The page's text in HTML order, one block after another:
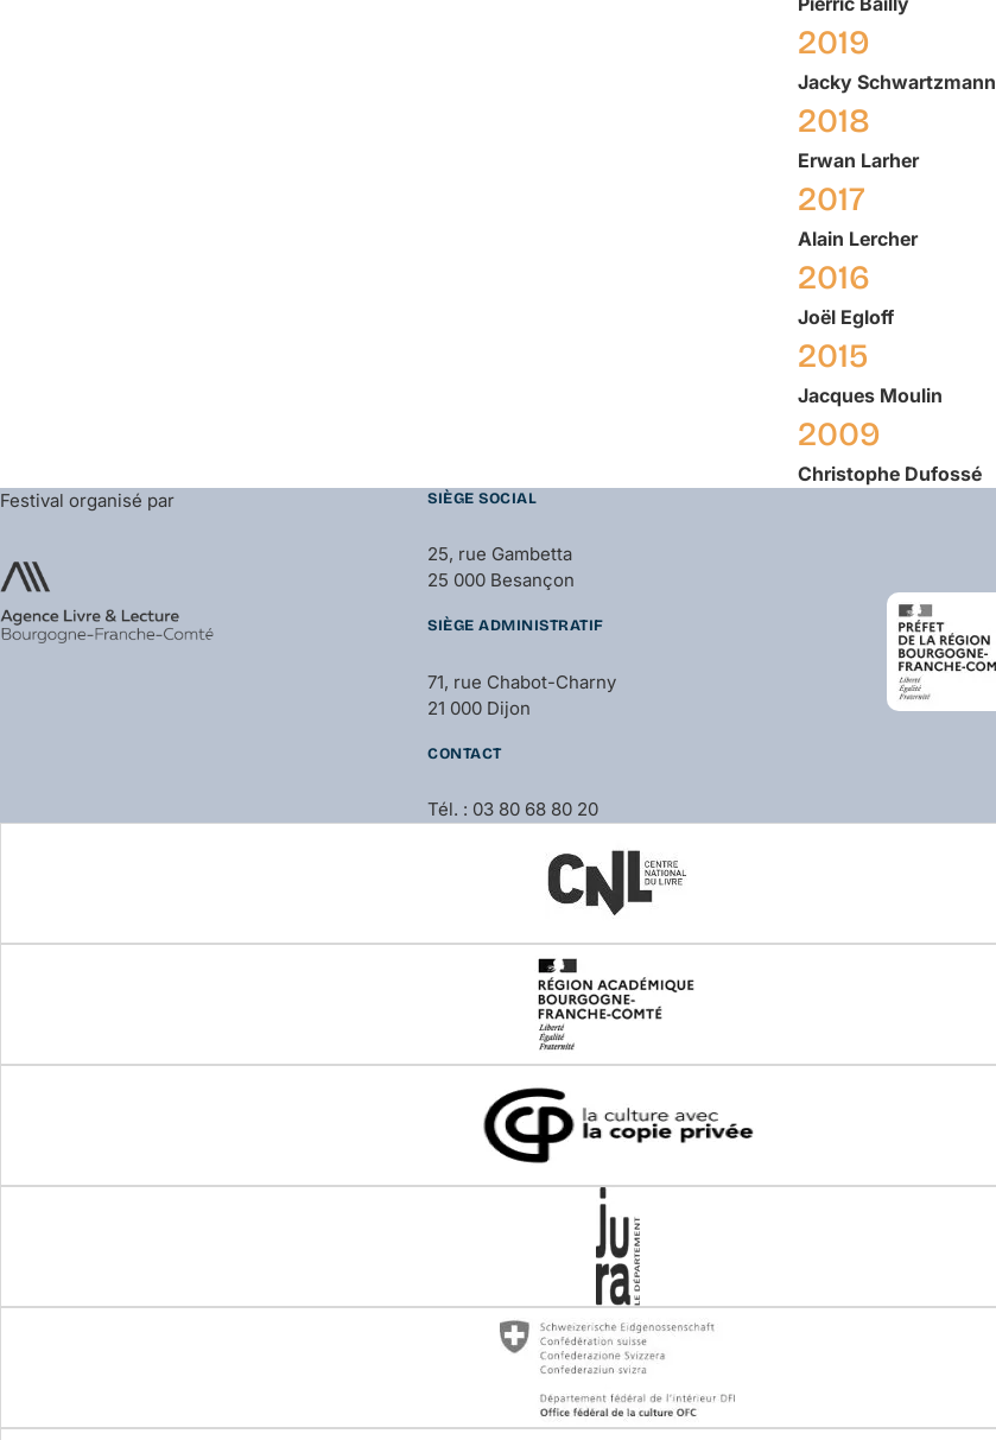
2019
Jacky Schwartzmann
2018
Erwan Larher
2017
Alain Lercher
2016
Joël Egloff
2015
Jacques Moulin
2009
Christophe Dufossé
Festival organisé par SIÈGE SOCIAL
25, rue Gambetta
25 000 Besançon
SIÈGE ADMINISTRATIF
71, rue Chabot-Charny
21 000 Dijon
CONTACT
Tél. : 03 80 68 80 20